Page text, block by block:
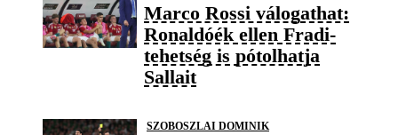
Marco Rossi válogathat:
Ronaldóék ellen Fradi-
tehetség is pótolhatja
Sallait
SZOBOSZLAI DOMINIK